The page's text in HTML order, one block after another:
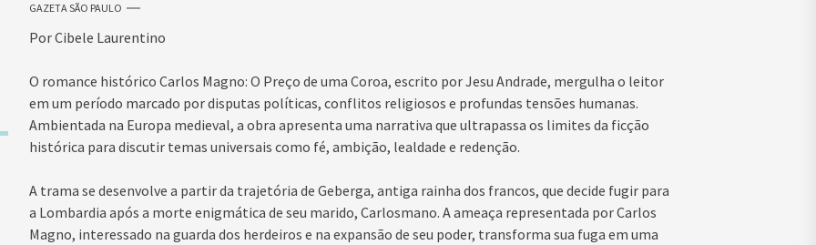
GAZETA SÃO PAULO
Por Cibele Laurentino
O romance histórico Carlos Magno: O Preço de uma Coroa, escrito por Jesu Andrade, mergulha o leitor
em um período marcado por disputas políticas, conflitos religiosos e profundas tensões humanas.
Ambientada na Europa medieval, a obra apresenta uma narrativa que ultrapassa os limites da ficção
histórica para discutir temas universais como fé, ambição, lealdade e redenção.
A trama se desenvolve a partir da trajetória de Geberga, antiga rainha dos francos, que decide fugir para
a Lombardia após a morte enigmática de seu marido, Carlosmano. A ameaça representada por Carlos
Magno, interessado na guarda dos herdeiros e na expansão de seu poder, transforma sua fuga em uma